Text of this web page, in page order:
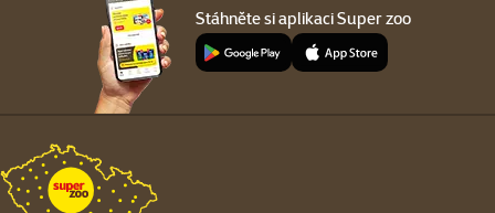
Stáhněte si aplikaci Super zoo